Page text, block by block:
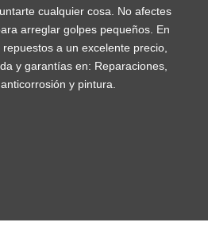
cualquier cosa. No afectes
arreglar golpes pequeños. En
a un excelente precio,
y garantías en: Reparaciones,
y pintura.